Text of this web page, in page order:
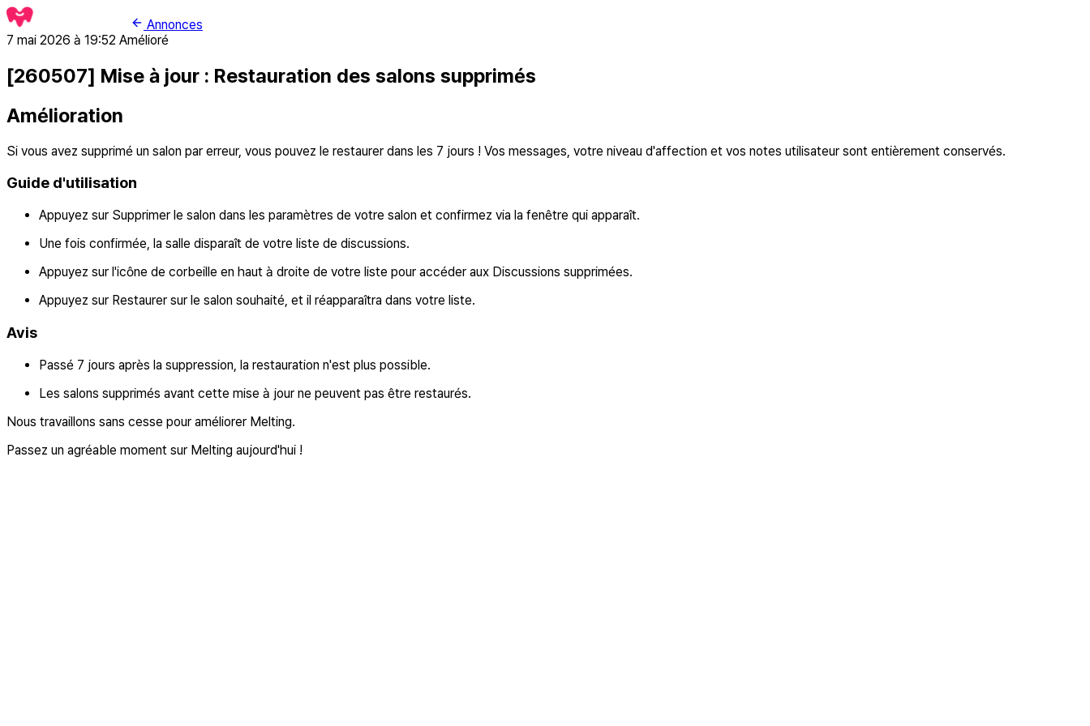
Annonces
7 mai 2026 à 19:52 Amélioré
[260507] Mise à jour : Restauration des salons supprimés
Amélioration
Si vous avez supprimé un salon par erreur, vous pouvez le restaurer dans les 7 jours ! Vos messages, votre niveau d'affection et vos notes utilisateur sont entièrement conservés.
Guide d'utilisation
Appuyez sur Supprimer le salon dans les paramètres de votre salon et confirmez via la fenêtre qui apparaît.
Une fois confirmée, la salle disparaît de votre liste de discussions.
Appuyez sur l'icône de corbeille en haut à droite de votre liste pour accéder aux Discussions supprimées.
Appuyez sur Restaurer sur le salon souhaité, et il réapparaîtra dans votre liste.
Avis
Passé 7 jours après la suppression, la restauration n'est plus possible.
Les salons supprimés avant cette mise à jour ne peuvent pas être restaurés.
Nous travaillons sans cesse pour améliorer Melting.
Passez un agréable moment sur Melting aujourd'hui !